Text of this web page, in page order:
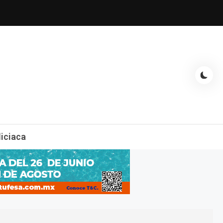
entrevistas con famosos, showbizz, podcast, chismes y